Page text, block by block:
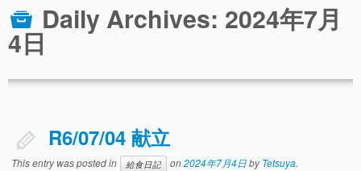
施設紹介
通園について
事故や怪我について
Daily Archives: 2024年7月
4日
R6/07/04 献立
This entry was posted in 給食日記 on2024年7月4日byTetsuya.